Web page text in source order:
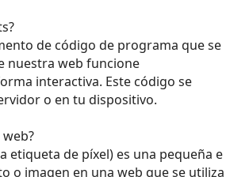
de código de programa que se
nuestra web funcione
interactiva. Este código se
o en tu dispositivo.
etiqueta de píxel) es una pequeña e
o imagen en una web que se utiliza